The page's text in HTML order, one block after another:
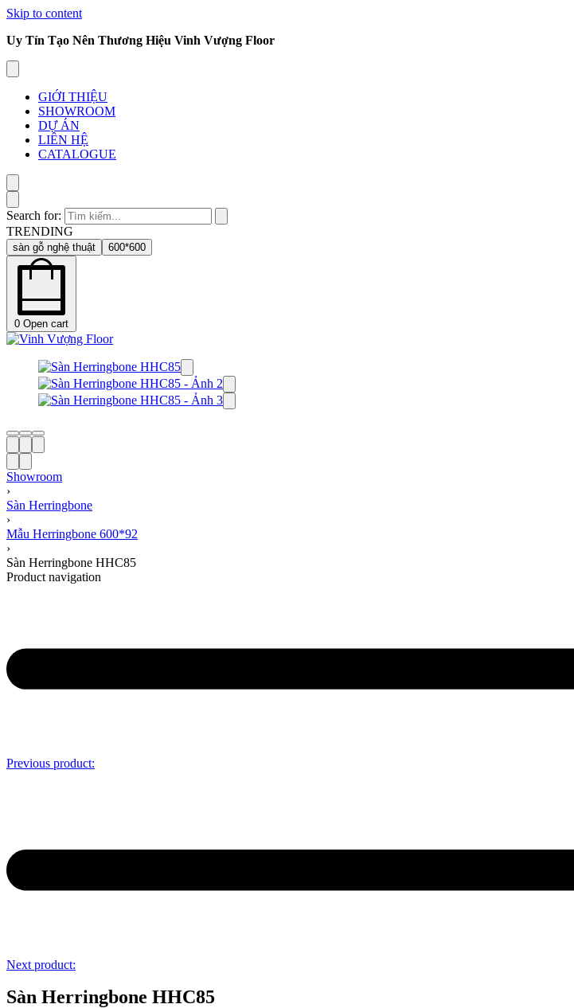
Skip to content
Uy Tín Tạo Nên Thương Hiệu Vinh Vượng Floor
GIỚI THIỆU
SHOWROOM
DỰ ÁN
LIÊN HỆ
CATALOGUE
Search for:
TRENDING
sàn gỗ nghệ thuật 600*600
0 Open cart
Showroom
›
Sàn Herringbone
›
Mẫu Herringbone 600*92
›
Sàn Herringbone HHC85
Product navigation
Previous product:
Next product:
Sàn Herringbone HHC85